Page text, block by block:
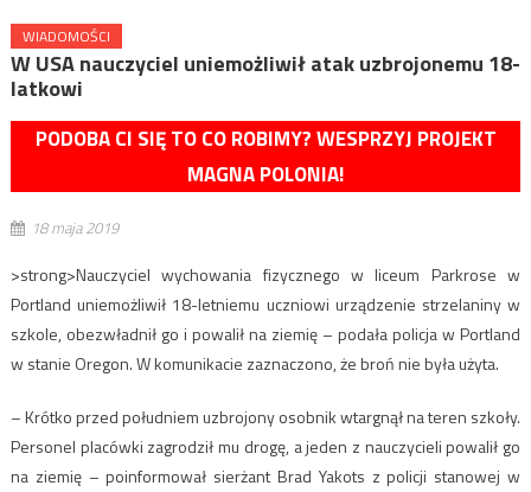
WIADOMOŚCI
W USA nauczyciel uniemożliwił atak uzbrojonemu 18-
latkowi
PODOBA CI SIĘ TO CO ROBIMY? WESPRZYJ PROJEKT
MAGNA POLONIA!
18 maja 2019
>strong>Nauczyciel wychowania fizycznego w liceum Parkrose w
Portland uniemożliwił 18-letniemu uczniowi urządzenie strzelaniny w
szkole, obezwładnił go i powalił na ziemię – podała policja w Portland
w stanie Oregon. W komunikacie zaznaczono, że broń nie była użyta.
– Krótko przed południem uzbrojony osobnik wtargnął na teren szkoły.
Personel placówki zagrodził mu drogę, a jeden z nauczycieli powalił go
na ziemię – poinformował sierżant Brad Yakots z policji stanowej w